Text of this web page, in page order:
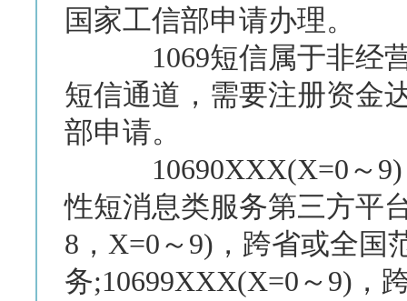
国家工信部申请办理。
1069短信属于非经营
短信通道，需要注册资金
部申请。
10690XXX(X=0～9)
性短消息类服务第三方平
8，X=0～9)，跨省或全国
务;10699XXX(X=0～9)，